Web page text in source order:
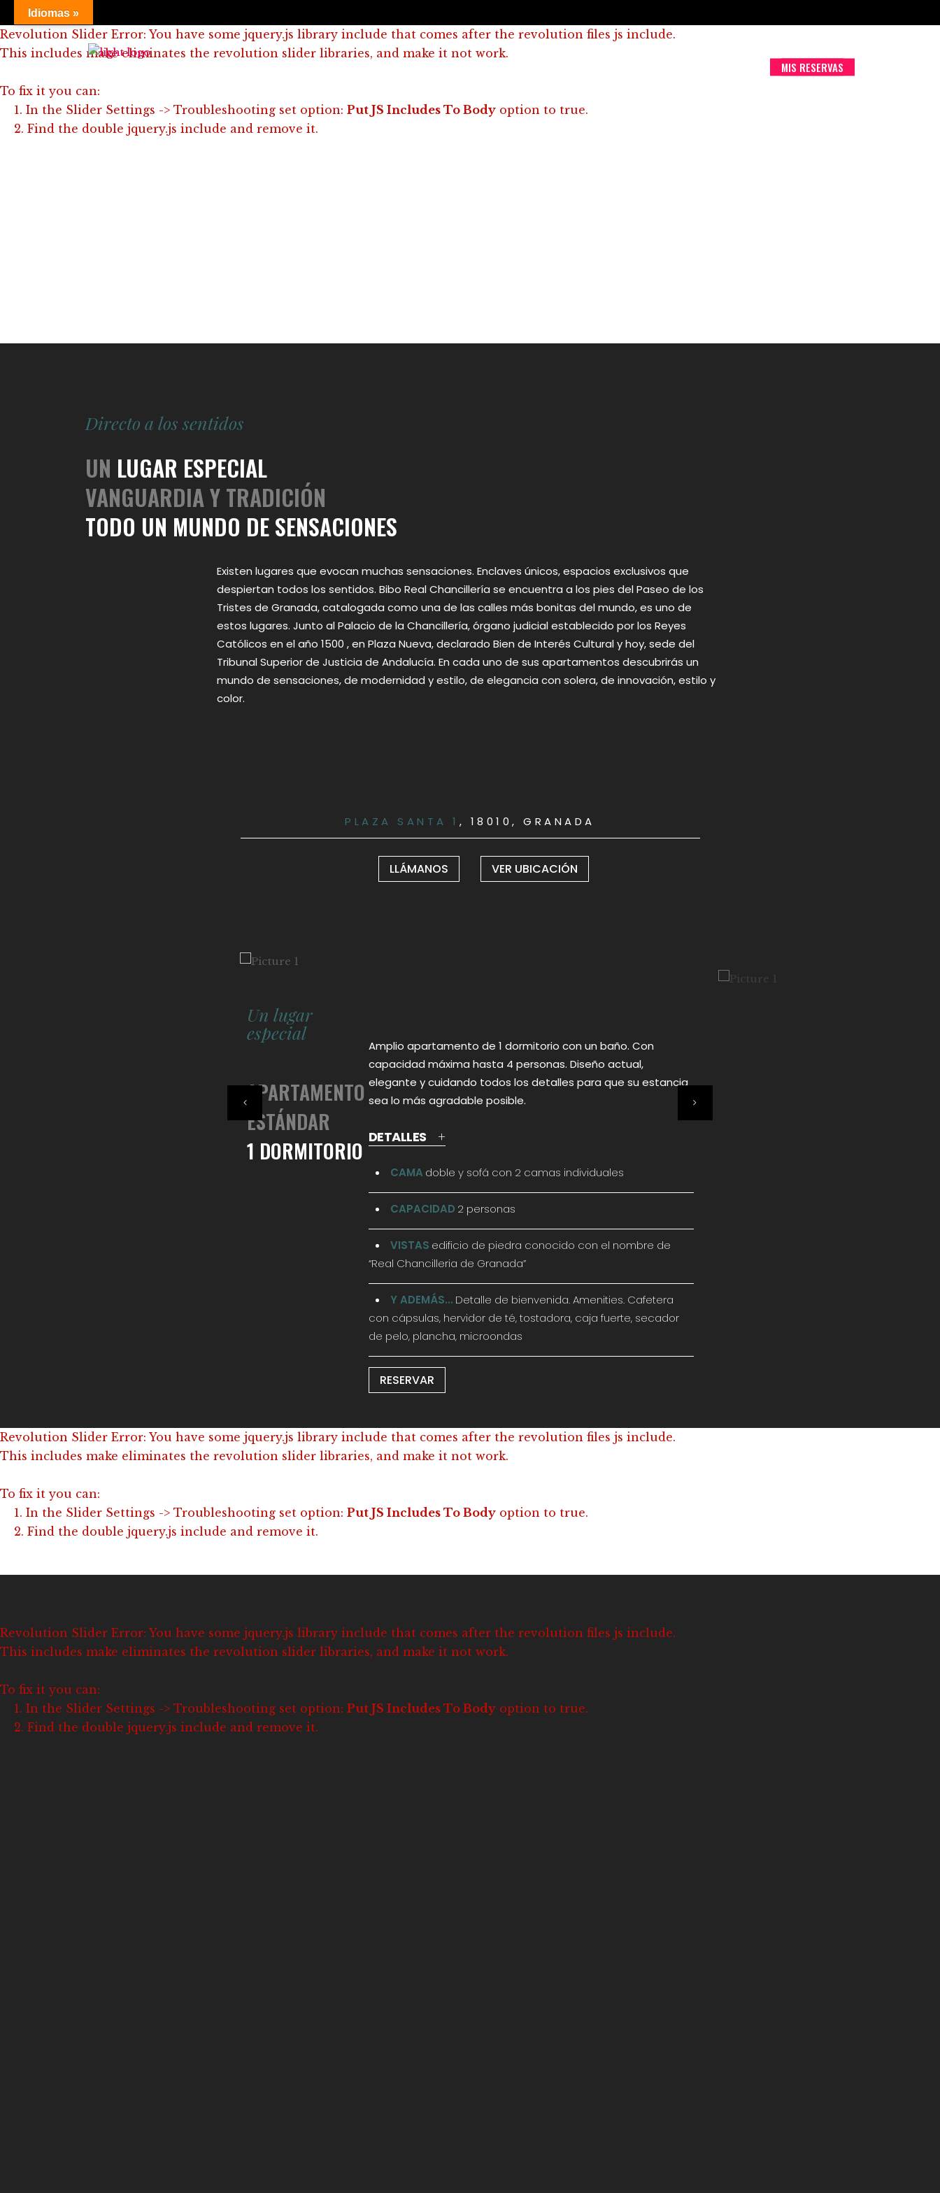
MIS RESERVAS
Revolution Slider Error: You have some jquery.js library include that comes after the revolution files js include.
This includes make eliminates the revolution slider libraries, and make it not work.
To fix it you can:
1. In the Slider Settings -> Troubleshooting set option: Put JS Includes To Body option to true.
2. Find the double jquery.js include and remove it.
Directo a los sentidos
UN LUGAR ESPECIAL
VANGUARDIA Y TRADICIÓN
TODO UN MUNDO DE SENSACIONES
Existen lugares que evocan muchas sensaciones. Enclaves únicos, espacios exclusivos que
despiertan todos los sentidos. Bibo Real Chancillería se encuentra a los pies del Paseo de los
Tristes de Granada, catalogada como una de las calles más bonitas del mundo, es uno de
estos lugares. Junto al Palacio de la Chancillería, órgano judicial establecido por los Reyes
Católicos en el año 1500 , en Plaza Nueva, declarado Bien de Interés Cultural y hoy, sede del
Tribunal Superior de Justicia de Andalucía. En cada uno de sus apartamentos descubrirás un
mundo de sensaciones, de modernidad y estilo, de elegancia con solera, de innovación, estilo y
color.
PLAZA SANTA 1 , 18010, GRANADA
LLÁMANOS VER UBICACIÓN
Un lugar
especial
APARTAMENTO
ESTÁNDAR
1 DORMITORIO
Amplio apartamento de 1 dormitorio con un baño. Con
capacidad máxima hasta 4 personas. Diseño actual,
elegante y cuidando todos los detalles para que su estancia
sea lo más agradable posible.
DETALLES +
CAMA doble y sofá con 2 camas individuales
CAPACIDAD 2 personas
VISTAS edificio de piedra conocido con el nombre de
“Real Chancilleria de Granada”
Y ADEMÁS... Detalle de bienvenida. Amenities. Cafetera
con cápsulas, hervidor de té, tostadora, caja fuerte, secador
de pelo, plancha, microondas
RESERVAR
Revolution Slider Error: You have some jquery.js library include that comes after the revolution files js include.
This includes make eliminates the revolution slider libraries, and make it not work.
To fix it you can:
1. In the Slider Settings -> Troubleshooting set option: Put JS Includes To Body option to true.
2. Find the double jquery.js include and remove it.
Revolution Slider Error: You have some jquery.js library include that comes after the revolution files js include.
This includes make eliminates the revolution slider libraries, and make it not work.
To fix it you can:
1. In the Slider Settings -> Troubleshooting set option: Put JS Includes To Body option to true.
2. Find the double jquery.js include and remove it.
Idiomas »